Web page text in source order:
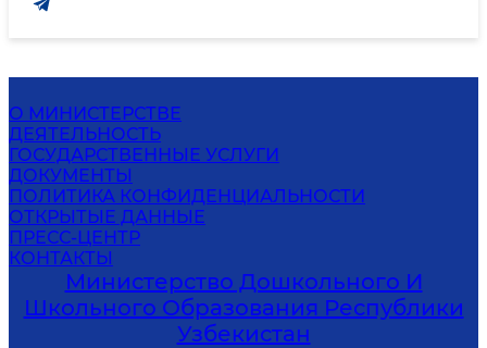
О МИНИСТЕРСТВЕ
ДЕЯТЕЛЬНОСТЬ
ГОСУДАРСТВЕННЫЕ УСЛУГИ
ДОКУМЕНТЫ
ПОЛИТИКА КОНФИДЕНЦИАЛЬНОСТИ
ОТКРЫТЫЕ ДАННЫЕ
ПРЕСС-ЦЕНТР
КОНТАКТЫ
Министерство Дошкольного И
Школьного Образования Республики
Узбекистан